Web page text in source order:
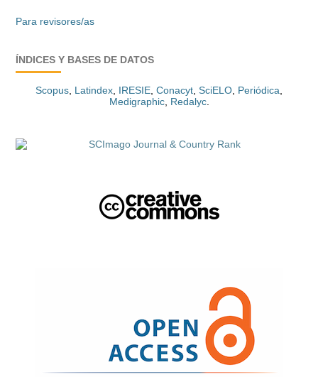
Para revisores/as
ÍNDICES Y BASES DE DATOS
Scopus, Latindex, IRESIE, Conacyt, SciELO, Periódica,
Medigraphic, Redalyc.